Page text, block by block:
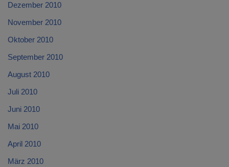
Dezember 2010
November 2010
Oktober 2010
September 2010
August 2010
Juli 2010
Juni 2010
Mai 2010
April 2010
März 2010